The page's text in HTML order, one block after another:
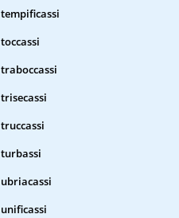
tempificassi
toccassi
traboccassi
trisecassi
truccassi
turbassi
ubriacassi
unificassi